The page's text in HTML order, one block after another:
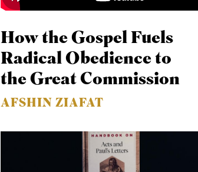
How the Gospel Fuels
Radical Obedience to
the Great Commission
AFSHIN ZIAFAT